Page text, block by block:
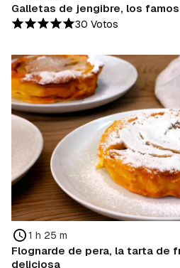
Galletas de jengibre, los
30 Votos
1 h 25 m
Flognarde de pera, la tarta de
deliciosa